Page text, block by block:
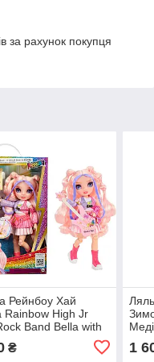
за рахунок покупця
Рейнбоу Хай
Rainbow High Jr
Band Bella with
₴ 1